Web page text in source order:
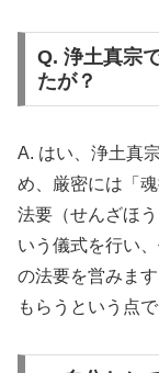
Q. 浄土真宗
たが？
A. はい、浄土真
め、厳密には「
法要（せんざほ
いう儀式を行い
の法要を営みま
もらうという点